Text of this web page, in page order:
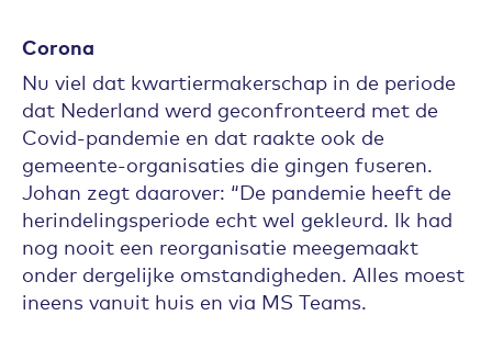
Corona
Nu viel dat kwartiermakerschap in de periode
dat Nederland werd geconfronteerd met de
Covid-pandemie en dat raakte ook de
gemeente-organisaties die gingen fuseren.
Johan zegt daarover: “De pandemie heeft de
herindelingsperiode echt wel gekleurd. Ik had
nog nooit een reorganisatie meegemaakt
onder dergelijke omstandigheden. Alles moest
ineens vanuit huis en via MS Teams.